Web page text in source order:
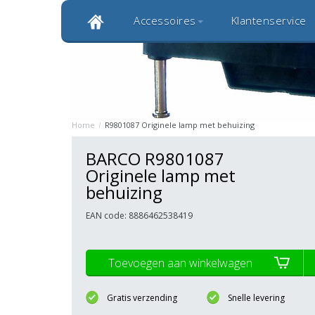
Klantbeoordeling 9,0
Bekijk alle 1000+
Accessoires Klantenservice
Originele kwaliteitsproducten 20
Home / R9801087 Originele lamp met behuizing
BARCO R9801087
Originele lamp met
behuizing
EAN code: 8886462538419
Toevoegen aan winkelwagen
Gratis verzending Snelle levering